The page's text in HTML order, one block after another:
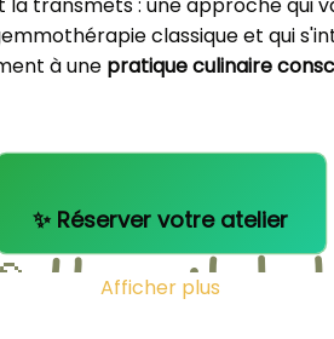
classique et qui
à une pratique culinaire
L'esprit de la
Afficher plus